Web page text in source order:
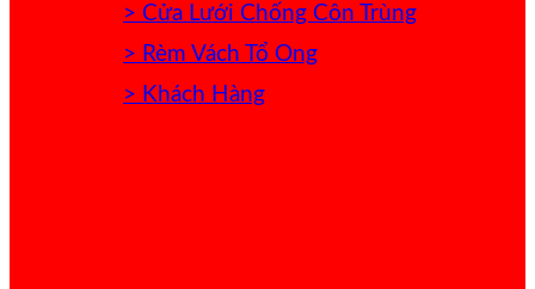
> Cửa Lưới Chống Côn Trùng
> Rèm Vách Tổ Ong
> Khách Hàng